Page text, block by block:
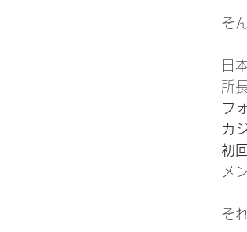
そ
日
所
フ
カ
初
メ
そ